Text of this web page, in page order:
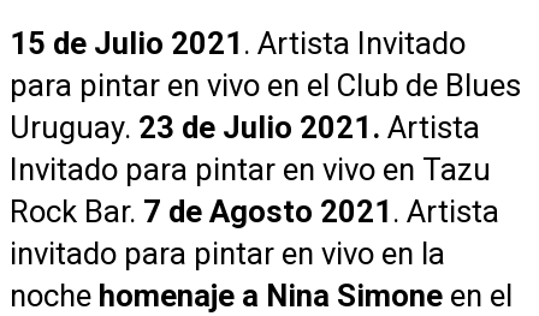
15 de Julio 2021 . Artista Invitado
para pintar en vivo en el Club de Blues
Uruguay. 23 de Julio 2021. Artista
Invitado para pintar en vivo en Tazu
Rock Bar. 7 de Agosto 2021 . Artista
invitado para pintar en vivo en la
noche homenaje a Nina Simone en el